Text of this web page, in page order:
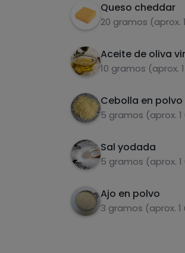
Queso cheddar
20 gramos (aprox.
Aceite de oliva
10 gramos (aprox.
Cebolla en polvo
5 gramos (aprox.
Sal yodada
5 gramos (aprox.
Ajo en polvo
3 gramos (aprox.